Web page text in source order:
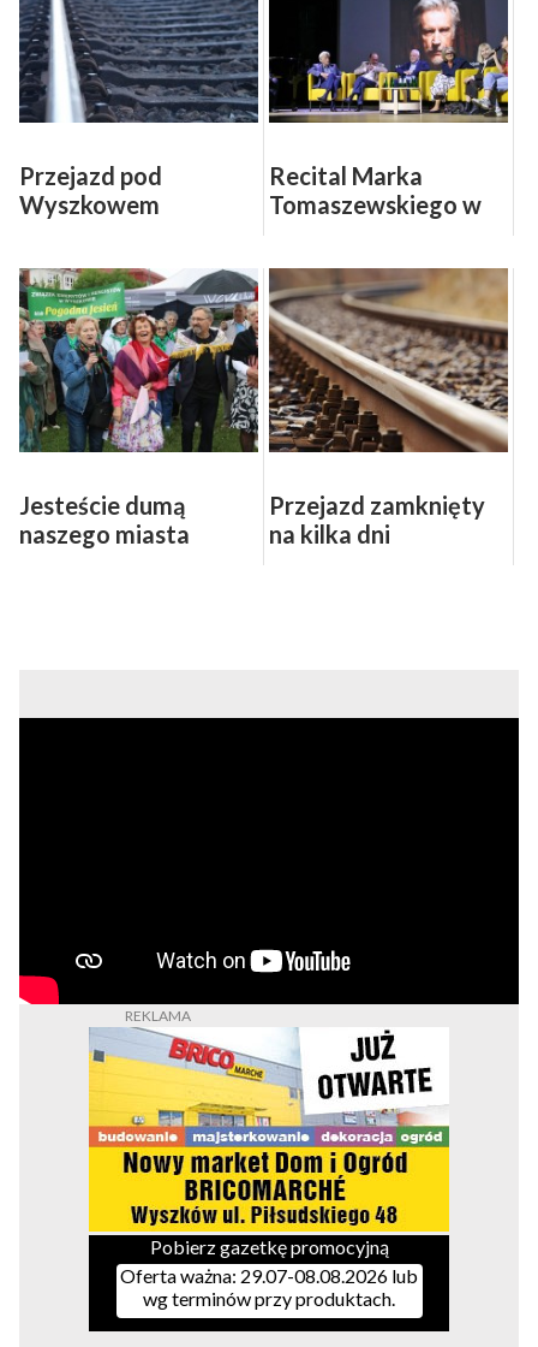
Przejazd pod
Wyszkowem
Recital Marka
Tomaszewskiego w
Wacława
Kisielewskiego
(WIDEO, FOTO)
Jesteście dumą
naszego miasta
Przejazd zamknięty
na kilka dni
Pobierz gazetkę promocyjną
Oferta ważna: 29.07-08.08.2026 lub
wg terminów przy produktach.